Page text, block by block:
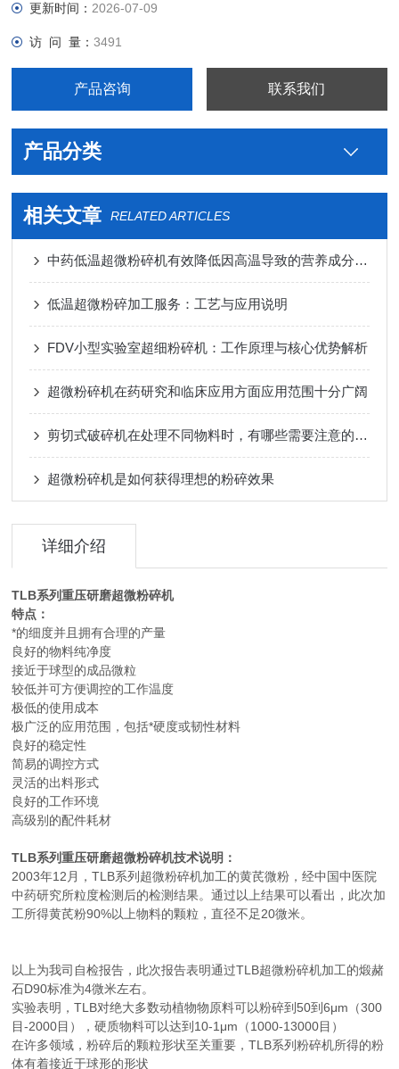
更新时间： 2026-07-09
访 问 量：3491
产品咨询 联系我们
产品分类
相关文章 RELATED ARTICLES
中药低温超微粉碎机有效降低因高温导致的营养成分丧失
低温超微粉碎加工服务：工艺与应用说明
FDV小型实验室超细粉碎机：工作原理与核心优势解析
超微粉碎机在药研究和临床应用方面应用范围十分广阔
剪切式破碎机在处理不同物料时，有哪些需要注意的地方？
超微粉碎机是如何获得理想的粉碎效果
详细介绍
TLB系列重压研磨超微粉碎机
特点：
*的细度并且拥有合理的产量
良好的物料纯净度
接近于球型的成品微粒
较低并可方便调控的工作温度
极低的使用成本
极广泛的应用范围，包括*硬度或韧性材料
良好的稳定性
简易的调控方式
灵活的出料形式
良好的工作环境
高级别的配件耗材
TLB系列重压研磨超微粉碎机技术说明：
2003年12月，TLB系列超微粉碎机加工的黄芪微粉，经中国中医院
中药研究所粒度检测后的检测结果。通过以上结果可以看出，此次加
工所得黄芪粉90%以上物料的颗粒，直径不足20微米。
以上为我司自检报告，此次报告表明通过TLB超微粉碎机加工的煅赭
石D90标准为4微米左右。
实验表明，TLB对绝大多数动植物物原料可以粉碎到50到6μm（300
目-2000目），硬质物料可以达到10-1μm（1000-13000目）
在许多领域，粉碎后的颗粒形状至关重要，TLB系列粉碎机所得的粉
体有着接近于球形的形状